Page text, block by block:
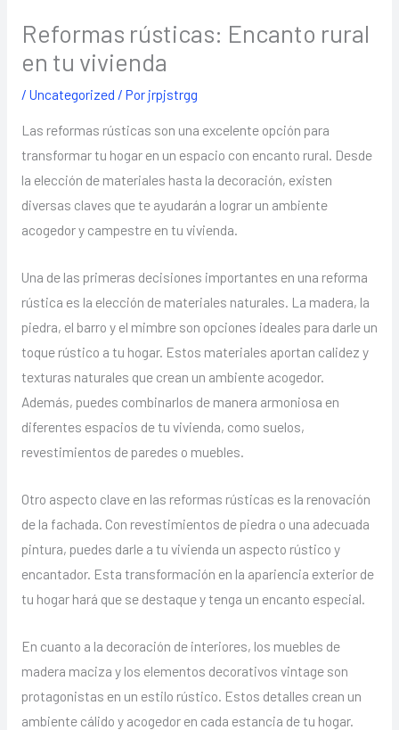
Reformas rústicas: Encanto rural
en tu vivienda
/ Uncategorized / Por jrpjstrgg
Las reformas rústicas son una excelente opción para
transformar tu hogar en un espacio con encanto rural. Desde
la elección de materiales hasta la decoración, existen
diversas claves que te ayudarán a lograr un ambiente
acogedor y campestre en tu vivienda.
Una de las primeras decisiones importantes en una reforma
rústica es la elección de materiales naturales. La madera, la
piedra, el barro y el mimbre son opciones ideales para darle un
toque rústico a tu hogar. Estos materiales aportan calidez y
texturas naturales que crean un ambiente acogedor.
Además, puedes combinarlos de manera armoniosa en
diferentes espacios de tu vivienda, como suelos,
revestimientos de paredes o muebles.
Otro aspecto clave en las reformas rústicas es la renovación
de la fachada. Con revestimientos de piedra o una adecuada
pintura, puedes darle a tu vivienda un aspecto rústico y
encantador. Esta transformación en la apariencia exterior de
tu hogar hará que se destaque y tenga un encanto especial.
En cuanto a la decoración de interiores, los muebles de
madera maciza y los elementos decorativos vintage son
protagonistas en un estilo rústico. Estos detalles crean un
ambiente cálido y acogedor en cada estancia de tu hogar.